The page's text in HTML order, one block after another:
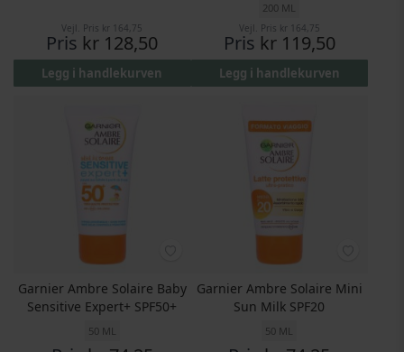
Vejl. Pris kr 164,75
Pris kr 128,50
Legg i handlekurven
200 ML
Vejl. Pris kr 164,75
Pris kr 119,50
Legg i handlekurven
Garnier Ambre Solaire Baby
Sensitive Expert+ SPF50+
50 ML
Garnier Ambre Solaire Mini
Sun Milk SPF20
50 ML